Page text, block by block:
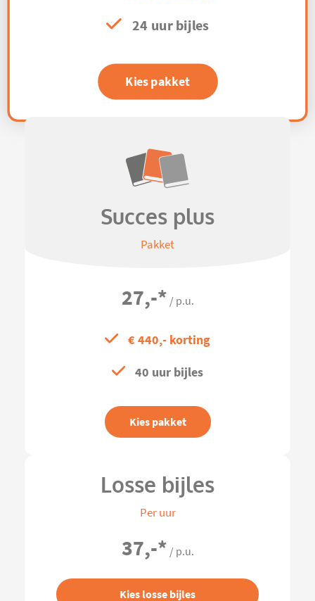
24 uur bijles
Kies pakket
Succes plus
Pakket
27,-* / p.u.
€ 440,- korting
40 uur bijles
Kies pakket
Losse bijles
Per uur
37,-* / p.u.
Kies losse bijles